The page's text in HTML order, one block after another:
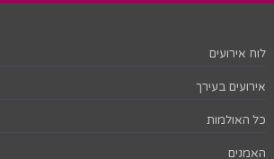
לוח אירועים
אירועים בעירך
כל האולמות
האמנים